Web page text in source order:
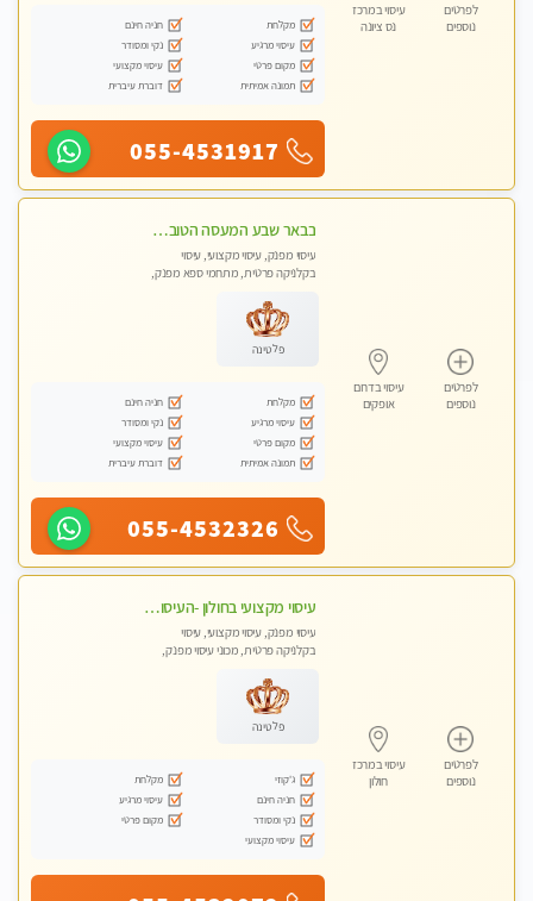
לפרטים
נוספים
עיסוי במרכז
נס ציונה
מקלחת
חניה חינם
עיסוי מרגיע
נקי ומסודר
מקום פרטי
עיסוי מקצועי
תמונה אמיתית
דוברת עיברית
055-4531917
לפרטים
נוספים
עיסוי בדרום
אופקים
בבאר שבע המעסה הטובה בעיר..
עיסוי מפנק, עיסוי מקצועי, עיסוי
בקלניקה פרטית, מתחמי ספא מפנק,
פלטינה
מקלחת
חניה חינם
עיסוי מרגיע
נקי ומסודר
מקום פרטי
עיסוי מקצועי
תמונה אמיתית
דוברת עיברית
055-4532326
לפרטים
נוספים
עיסוי במרכז
חולון
עיסוי מקצועי בחולון -העיסוי הכי טוב בעיר אצלי רוצה לבוא ? תתקשר
עיסוי מפנק, עיסוי מקצועי, עיסוי
בקלניקה פרטית, מכוני עיסוי מפנק,
פלטינה
ג'קוזי
מקלחת
חניה חינם
עיסוי מרגיע
נקי ומסודר
מקום פרטי
עיסוי מקצועי